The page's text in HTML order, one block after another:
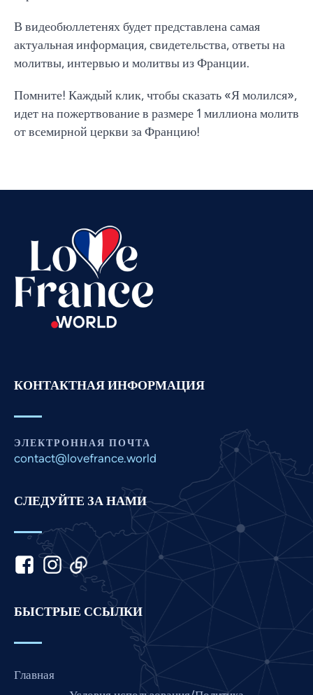
В видеобюллетенях будет представлена самая
актуальная информация, свидетельства, ответы на
молитвы, интервью и молитвы из Франции.
Помните! Каждый клик, чтобы сказать «Я молился»,
идет на пожертвование в размере 1 миллиона молитв
от всемирной церкви за Францию!
КОНТАКТНАЯ ИНФОРМАЦИЯ
ЭЛЕКТРОННАЯ ПОЧТА
contact@lovefrance.world
СЛЕДУЙТЕ ЗА НАМИ
БЫСТРЫЕ ССЫЛКИ
Главная
French
German
Indonesian
Italian
Kannada
Korean
Malay
Marathi